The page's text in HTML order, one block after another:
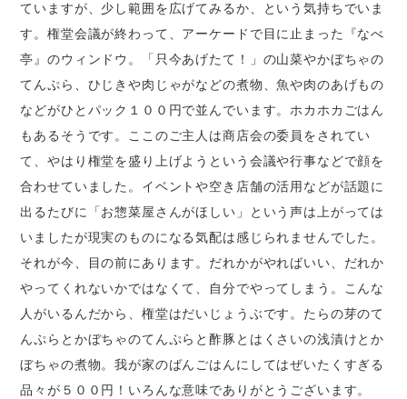
ていますが、少し範囲を広げてみるか、という気持ちでいま
す。権堂会議が終わって、アーケードで目に止まった『なべ
亭』のウィンドウ。「只今あげたて！」の山菜やかぼちゃの
てんぷら、ひじきや肉じゃがなどの煮物、魚や肉のあげもの
などがひとパック１００円で並んでいます。ホカホカごはん
もあるそうです。ここのご主人は商店会の委員をされてい
て、やはり権堂を盛り上げようという会議や行事などで顔を
合わせていました。イベントや空き店舗の活用などが話題に
出るたびに「お惣菜屋さんがほしい」という声は上がっては
いましたが現実のものになる気配は感じられませんでした。
それが今、目の前にあります。だれかがやればいい、だれか
やってくれないかではなくて、自分でやってしまう。こんな
人がいるんだから、権堂はだいじょうぶです。たらの芽のて
んぷらとかぼちゃのてんぷらと酢豚とはくさいの浅漬けとか
ぼちゃの煮物。我が家のばんごはんにしてはぜいたくすぎる
品々が５００円！いろんな意味でありがとうございます。